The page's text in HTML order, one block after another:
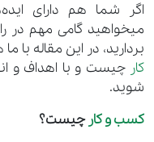
اگر شما هم دارای
میخواهید گامی مهم در
بردارید، در این مقاله با
کار چیست و با اهداف و
شوید.
کسب و کار چیست؟